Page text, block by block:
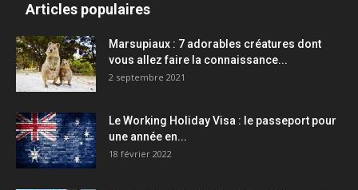
Articles populaires
Marsupiaux : 7 adorables créatures dont
vous allez faire la connaissance...
2 septembre 2021
Le Working Holiday Visa : le passeport pour
une année en...
18 février 2022